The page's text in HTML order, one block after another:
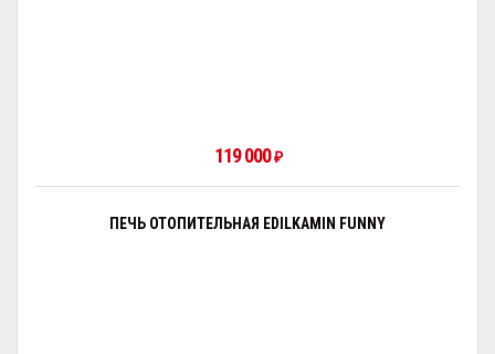
119 000₽
ПЕЧЬ ОТОПИТЕЛЬНАЯ EDILKAMIN FUNNY